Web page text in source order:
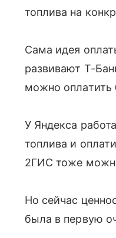
топлива на
Сама идея
развивают Т-
можно оплатить
У Яндекса
топлива и
2ГИС тоже
Но сейчас
была в первую